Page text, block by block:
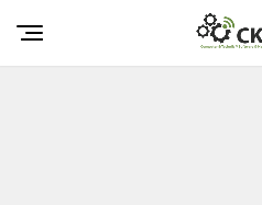
Realme GT 3: Was Wir Uns